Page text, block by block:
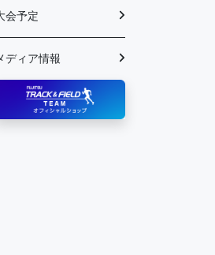
会予定
ディア情報